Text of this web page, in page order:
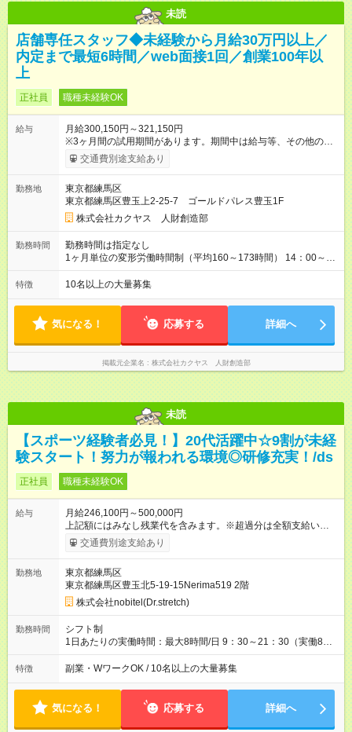
未読
店舗専任スタッフ◆未経験から月給30万円以上／
内定まで最短6時間／web面接1回／創業100年以
上
正社員 職種未経験OK
給与
月給300,150円～321,150円
※3ヶ月間の試用期間があります。期間中は給与等、その他の待
遇に違いはありません。 ※給与には月30時間分の固定残業代
（48，700円～58，200円）を含んでいます。超過分には別途、
定致します。 【試用期間】試用期間あり 試用期間の長さ：3ヶ
月 雇用形態、給与は本採用時と同じです。
交通費別途支給あり
勤務地
東京都練馬区
東京都練馬区豊玉上2-25-7 ゴールドパレス豊玉1F
株式会社カクヤス 人財創造部
勤務時間
勤務時間は指定なし
1ヶ月単位の変形労働時間制（平均160～173時間） 14：00～
2：00の間のシフト制 ※営業時間・勤務開始時間は拠点により異
なる。
特徴 10名以上の大量募集
気になる！ 応募する 詳細へ
掲載元企業名 株式会社カクヤス 人財創造部
未読
【スポーツ経験者必見！】20代活躍中☆9割が未経
験スタート！努力が報われる環境◎研修充実！/ds
正社員 職種未経験OK
給与
月給246,100円～500,000円
上記額にはみなし残業代を含みます。※超過分は全額支給いたし
ます。 みなし残業代 38,400円／月 みなし残業時間 25時間／月
◆インセンティブについて ◎実績応じて毎月インセンティブを支
指名料×勤続年数(0~50，000円) 3.商品売上(0~100，000円)※上
限なし 【店長職】 1.店舗利益(40，000~425，000円) 2.商品売
上(0~100，000円)※上限なし ◎店長に昇格すると基本給5～6万
円UP！ 【研修期間中の給与】 ・月給：230，700円 ・基本給：
207，700円 ・固定残業代：23，000円（15時間分、超過分は別
途支給します。） ※研修期間：1～2か月 ※研修期間中は上記給
期間】試用期間なし
交通費別途支給あり
勤務地
東京都練馬区
東京都練馬区豊玉北5-19-15Nerima519 2階
株式会社nobitel(Dr.stretch)
勤務時間
シフト制
1日あたりの実働時間：最大8時間/日 9：30～21：30（実働8時
間） ※残業は月25～30hほどです。 ※土日祝日は基本出勤いた
だきます。9：30～21：30（実働8時間） ※残業は月25～30hほ
ぼなし！ ⇒突発的な残業はほとんどなく、プライベートの予定
も立てやすいです。
特徴 副業・WワークOK / 10名以上の大量募集
気になる！ 応募する 詳細へ